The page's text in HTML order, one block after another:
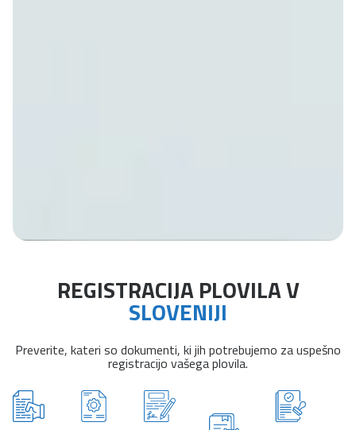
REGISTRACIJA PLOVILA V
SLOVENIJI
Preverite, kateri so dokumenti, ki jih potrebujemo za uspešno
registracijo vašega plovila.